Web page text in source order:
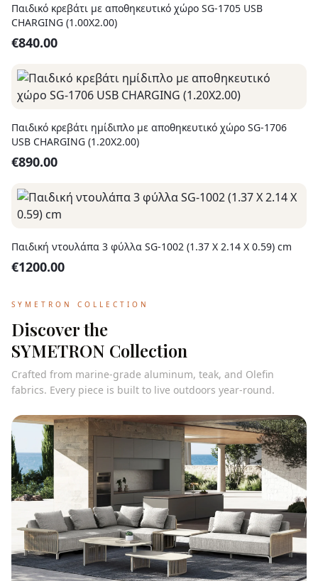
Παιδικό κρεβάτι με αποθηκευτικό χώρο SG-1705 USB
CHARGING (1.00Χ2.00)
€840.00
Παιδικό κρεβάτι ημίδιπλο με αποθηκευτικό χώρο SG-1706
USB CHARGING (1.20Χ2.00)
€890.00
Παιδική ντουλάπα 3 φύλλα SG-1002 (1.37 X 2.14 X 0.59) cm
€1200.00
SYMETRON COLLECTION
Discover the
SYMETRON Collection
Crafted from marine-grade aluminum, teak, and Olefin
fabrics. Every piece is built to live outdoors year-round.